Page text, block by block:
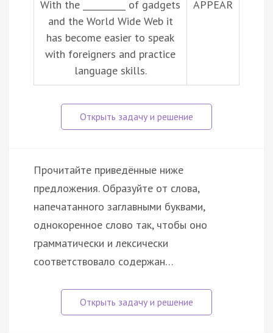
With the __________ of gadgets
and the World Wide Web it
has become easier to speak
with foreigners and practice
language skills.
APPEAR
Прочитайте приведённые ниже
предложения. Образуйте от слова,
напечатанного заглавными буквами,
однокоренное слово так, чтобы оно
грамматически и лексически
соответствовало содержан…